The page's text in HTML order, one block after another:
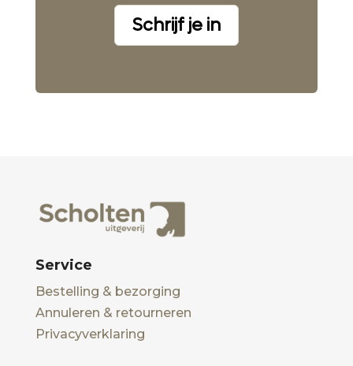
Schrijf je in
Service
Bestelling & bezorging
Annuleren & retourneren
Privacyverklaring